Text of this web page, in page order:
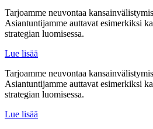
Tarjoamme neuvontaa
Asiantuntijamme auttavat esimerkiksi
strategian luomisessa.
Lue lisää
Tarjoamme neuvontaa
Asiantuntijamme auttavat esimerkiksi
strategian luomisessa.
Lue lisää